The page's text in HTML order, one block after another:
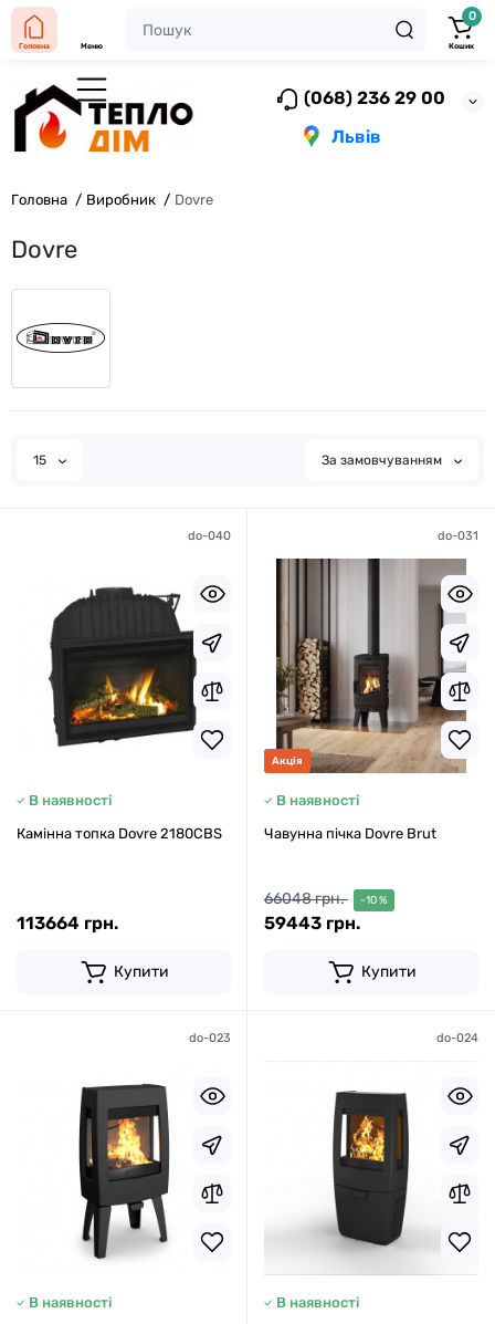
(068) 236 29 00
Львів
Головна Меню
0
Кошик
Головна Виробник Dovre
Dovre
15 За замовчуванням
do-040
В наявності
Камінна топка Dovre 2180CBS
113664 грн.
Купити
do-031
Акція
В наявності
Чавунна пічка Dovre Brut
66048 грн. -10 %
59443 грн.
Купити
do-023
В наявності
do-024
В наявності